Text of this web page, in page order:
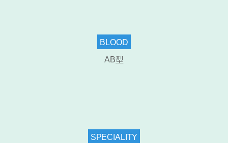
BLOOD
AB型
SPECIALITY